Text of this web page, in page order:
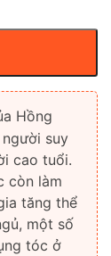
Hồng
suy
cao tuổi.
còn làm
tăng thể
một số
tóc ở